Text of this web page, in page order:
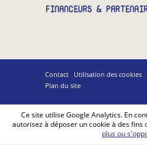
FINANCEURS &
Contact Utilisation des cookies
Plan du site
Ce site utilise Google Analytics. En
autorisez à déposer un cookie à des fins
plus ou